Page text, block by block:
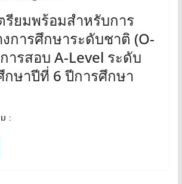
รียมพร้อมสำหรับการ
การศึกษาระดับชาติ (O-
ารสอบ A-Level ระดับ
ษาปีที่ 6 ปีการศึกษา
: